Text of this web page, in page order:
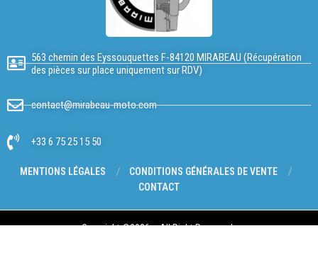
563 chemin des Eyssouquettes F-84120 MIRABEAU (Récupération
des pièces sur place uniquement sur RDV)
contact@mirabeau-moto.com
+33 6 75 25 15 50
MENTIONS LÉGALES
CONDITIONS GÉNÉRALES DE VENTE
CONTACT
Copyright @2026 – All Right Reserved.